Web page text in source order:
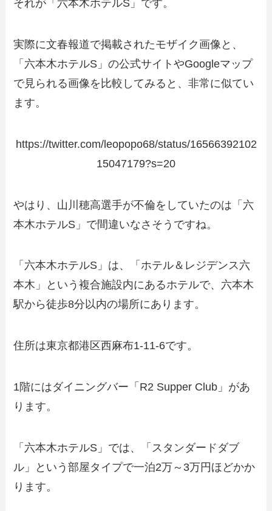
それが「六本木ホテルS」です。
実際に文春報道で掲載されたモザイク画像と、
「六本木ホテルS」の公式サイトやGoogleマップ
で見られる画像を比較してみると、非常に似てい
ます。
https://twitter.com/leopopo68/status/16566392102
15047179?s=20
やはり、山川穂高選手が不倫をしていたのは「六
本木ホテルS」で間違いなさそうですね。
「六本木ホテルS」は、「ホテル＆レジデンス六
本木」という複合施設内にあるホテルで、六本木
駅から徒歩8分以内の場所にあります。
住所は東京都港区西麻布1-11-6です。
1階にはダイニングバー「R2 Supper Club」があ
ります。
「六本木ホテルS」では、「スタンダードダブ
ル」という部屋タイプで一泊2万～3万円ほどかか
ります。